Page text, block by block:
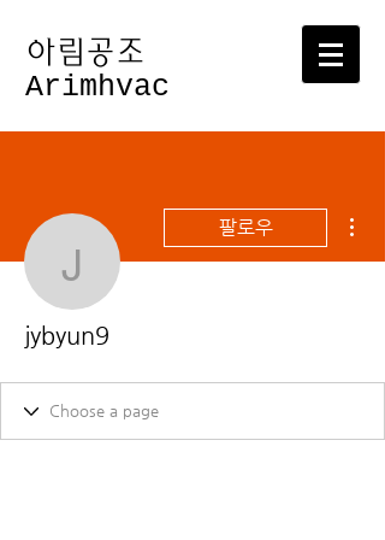
​아림공조
Arimhvac
jybyun9
팔로우
jybyun9